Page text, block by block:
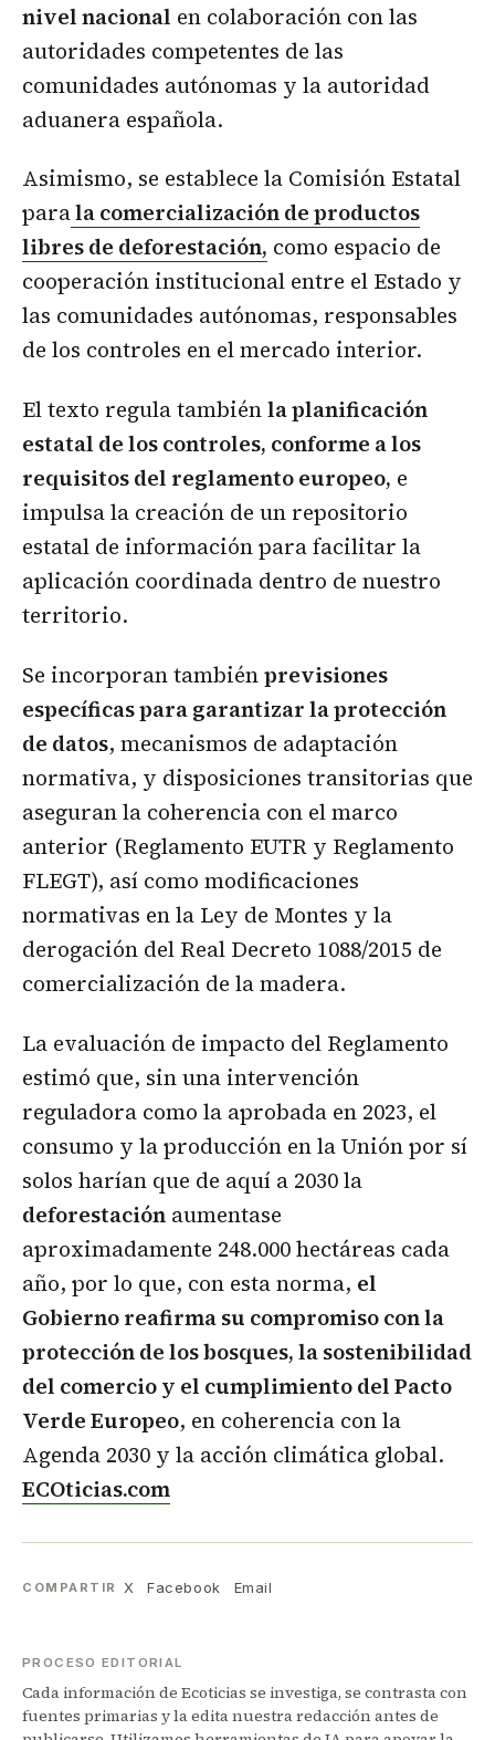
nivel nacional en colaboración con las
autoridades competentes de las
comunidades autónomas y la autoridad
aduanera española.
Asimismo, se establece la Comisión Estatal
parala comercialización de productos
libres de deforestación, como espacio de
cooperación institucional entre el Estado y
las comunidades autónomas, responsables
de los controles en el mercado interior.
El texto regula tambiénla planificación
estatal de los controles, conforme a los
requisitos del reglamento europeo, e
impulsa la creación de un repositorio
estatal de información para facilitar la
aplicación coordinada dentro de nuestro
territorio.
Se incorporan tambiénprevisiones
específicas para garantizar la protección
de datos, mecanismos de adaptación
normativa, y disposiciones transitorias que
aseguran la coherencia con el marco
anterior (Reglamento EUTR y Reglamento
FLEGT), así como modificaciones
normativas en la Ley de Montes y la
derogación del Real Decreto 1088/2015 de
comercialización de la madera.
La evaluación de impacto del Reglamento
estimó que, sin una intervención
reguladora como la aprobada en 2023, el
consumo y la producción en la Unión por sí
solos harían que de aquí a 2030 la
deforestación aumentase
aproximadamente 248.000 hectáreas cada
año, por lo que, con esta norma, el
Gobierno reafirma su compromiso con la
protección de los bosques, la sostenibilidad
del comercio y el cumplimiento del Pacto
Verde Europeo, en coherencia con la
Agenda 2030 y la acción climática global.
ECOticias.com
COMPARTIR X Facebook Email
PROCESO EDITORIAL
Cada información de Ecoticias se investiga, se contrasta con
fuentes primarias y la edita nuestra redacción antes de